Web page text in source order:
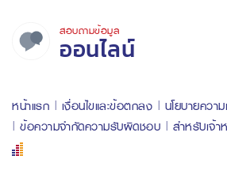
สอบถามข้อมูล
ออนไลน์
หน้าแรก เงื่อนไขและข้อตกลง
นโยบายควา
ข้อความจำกัดความรับผิดชอบ
สำหรับเจ้า